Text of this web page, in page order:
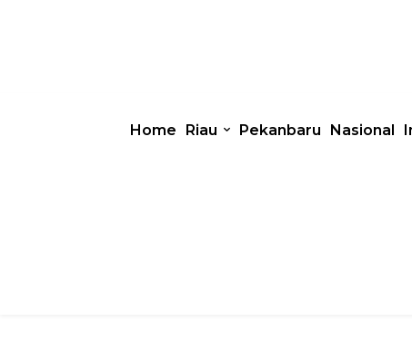
Home Riau Pekanbaru Nasional